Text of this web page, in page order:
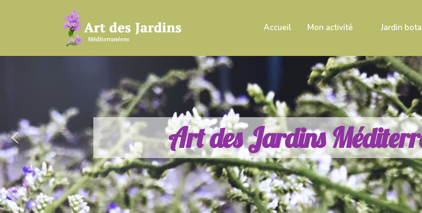
Accueil Mon activité Jardin
ArtdesJardinsMéditerr